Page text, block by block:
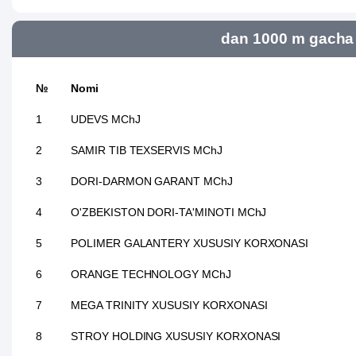
dan 1000 m
№ Nomi
1 UDEVS MChJ
2 SAMIR TIB TEXSERVIS MChJ
3 DORI-DARMON GARANT MChJ
4 O'ZBEKISTON DORI-TA'MINOTI MChJ
5 POLIMER GALANTERY XUSUSIY KORXONASI
6 ORANGE TECHNOLOGY MChJ
7 MEGA TRINITY XUSUSIY KORXONASI
8 STROY HOLDING XUSUSIY KORXONASI